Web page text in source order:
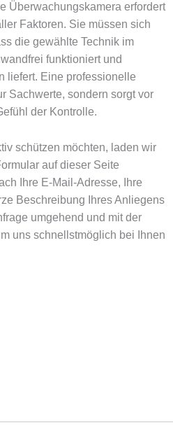
Überwachungskamera erfordert
Faktoren. Sie müssen sich
die gewählte Technik im
funktioniert und
liefert. Eine professionelle
Sachwerte, sondern sorgt vor
der Kontrolle.
schützen möchten, laden wir
auf dieser Seite
Ihre E-Mail-Adresse, Ihre
Beschreibung Ihres Anliegens
umgehend und mit der
uns schnellstmöglich bei Ihnen